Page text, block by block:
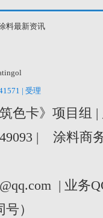
料最新资讯
| 受理
色卡》项目组
| 涂料商
| 业务
号）